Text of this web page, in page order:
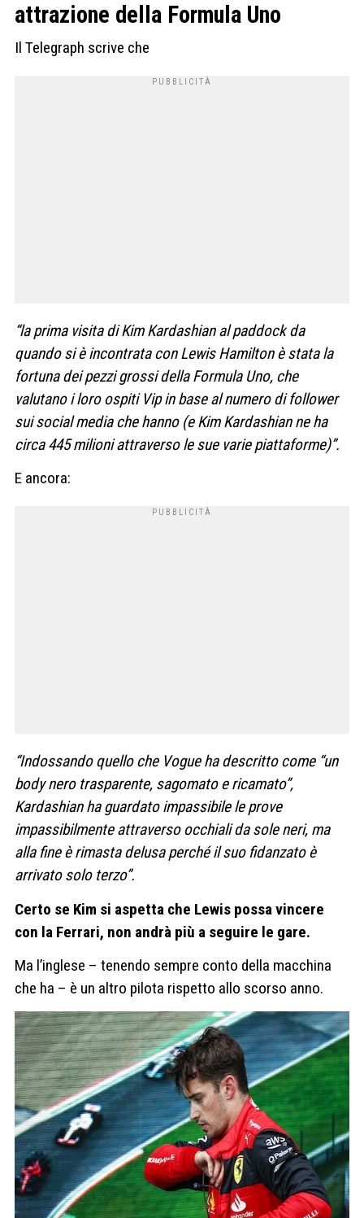
attrazione della Formula Uno
Il Telegraph scrive che
“la prima visita di Kim Kardashian al paddock da
quando si è incontrata con Lewis Hamilton è stata la
fortuna dei pezzi grossi della Formula Uno, che
valutano i loro ospiti Vip in base al numero di follower
sui social media che hanno (e Kim Kardashian ne ha
circa 445 milioni attraverso le sue varie piattaforme)”.
E ancora:
“Indossando quello che Vogue ha descritto come “un
body nero trasparente, sagomato e ricamato”,
Kardashian ha guardato impassibile le prove
impassibilmente attraverso occhiali da sole neri, ma
alla fine è rimasta delusa perché il suo fidanzato è
arrivato solo terzo”.
Certo se Kim si aspetta che Lewis possa vincere
con la Ferrari, non andrà più a seguire le gare.
Ma l’inglese – tenendo sempre conto della macchina
che ha – è un altro pilota rispetto allo scorso anno.